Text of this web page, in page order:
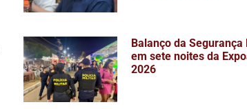
Balanço da Segurança
em sete noites da
2026